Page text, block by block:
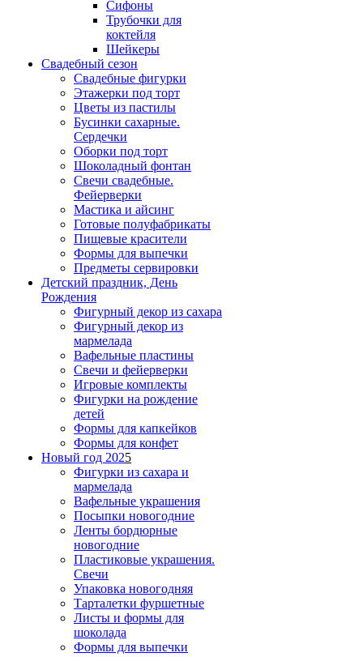
Сифоны
Трубочки для
коктейля
Шейкеры
Свадебный сезон
Свадебные фигурки
Этажерки под торт
Цветы из пастилы
Бусинки сахарные.
Сердечки
Оборки под торт
Шоколадный фонтан
Свечи свадебные.
Фейерверки
Мастика и айсинг
Готовые полуфабрикаты
Пищевые красители
Формы для выпечки
Предметы сервировки
Детский праздник, День
Рождения
Фигурный декор из сахара
Фигурный декор из
мармелада
Вафельные пластины
Свечи и фейерверки
Игровые комплекты
Фигурки на рождение
детей
Формы для капкейков
Формы для конфет
Новый год 2025
Фигурки из сахара и
мармелада
Вафельные украшения
Посыпки новогодние
Ленты бордюрные
новогодние
Пластиковые украшения.
Свечи
Упаковка новогодняя
Тарталетки фуршетные
Листы и формы для
шоколада
Формы для выпечки